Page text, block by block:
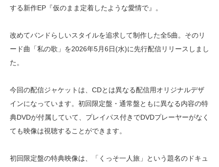
する新作EP『仮のまま定着したような愛情で』。
改めてバンドらしいスタイルを追求して制作した全5曲。そのリ
ード曲「私の歌」を2026年5月6日(水)に先行配信リリースしまし
た。
今回の配信ジャケットは、CDとは異なる配信用オリジナルデザ
インになっています。初回限定盤・通常盤ともに異なる内容の特
典DVDが付属していて、プレイパス付きでDVDプレーヤーがなく
ても映像は視聴することができます。
初回限定盤の特典映像は、「くっそ一人旅」という題名のドキュ